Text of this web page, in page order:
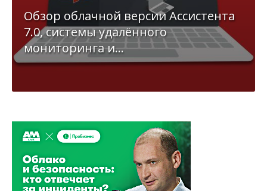
Обзор облачной версии Ассистента
7.0, системы удалённого
мониторинга и...